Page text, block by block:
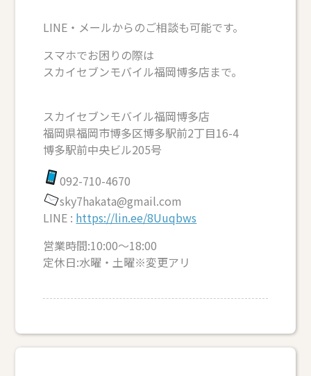
LINE・メールからのご相談も可能です。
スマホでお困りの際は
スカイセブンモバイル福岡博多店まで。
スカイセブンモバイル福岡博多店
福岡県福岡市博多区博多駅前2丁目16-4
博多駅前中央ビル205号
092-710-4670
sky7hakata@gmail.com
LINE : https://lin.ee/8Uuqbws
営業時間:10:00～18:00
定休日:水曜・土曜※変更アリ